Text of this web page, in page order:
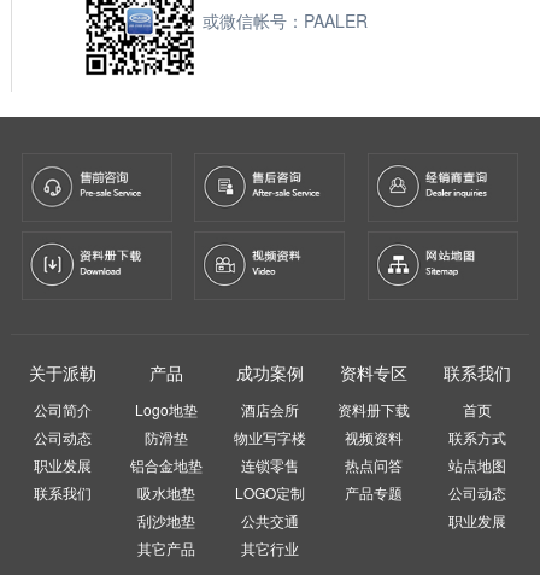
或微信帐号：PAALER
关于派勒
公司简介
公司动态
职业发展
联系我们
产品
Logo地垫
防滑垫
铝合金地垫
吸水地垫
刮沙地垫
其它产品
成功案例
酒店会所
物业写字楼
连锁零售
LOGO定制
公共交通
其它行业
资料专区
资料册下载
视频资料
热点问答
产品专题
联系我们
首页
联系方式
站点地图
公司动态
职业发展